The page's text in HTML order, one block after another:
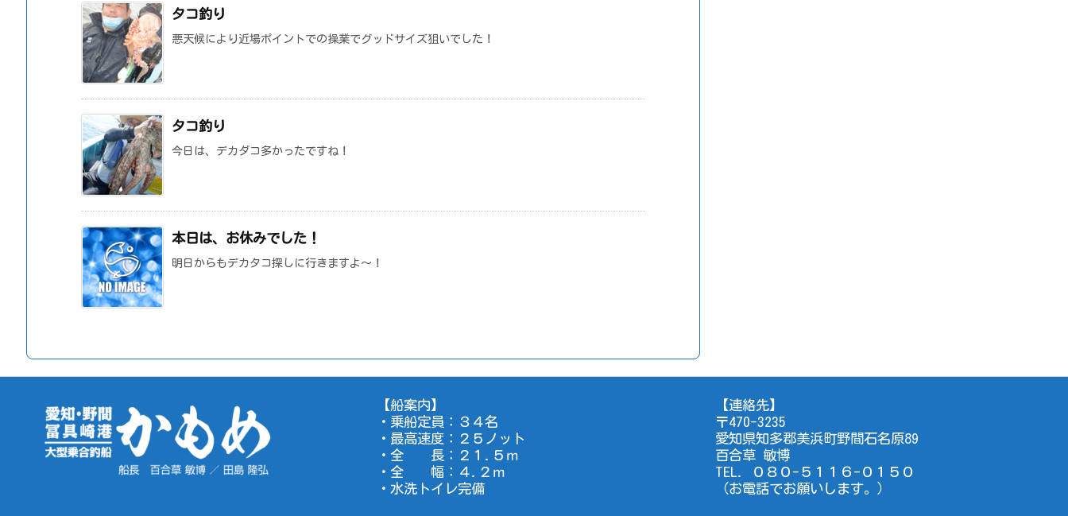
タコ釣り
悪天候により近場ポイントでの操業でグッドサイズ狙いでした！
タコ釣り
今日は、デカダコ多かったですね！
本日は、お休みでした！
明日からもデカタコ探しに行きますよ～！
【船案内】
・乗船定員：３４名
・最高速度：２５ノット
・全 長：２１.５ｍ
・全 幅：４.２ｍ
・水洗トイレ完備
【連絡先】
〒470-3235
愛知県知多郡美浜町野間石名原89
百合草 敏博
TEL. ０８０-５１１６-０１５０
（お電話でお願いします。）